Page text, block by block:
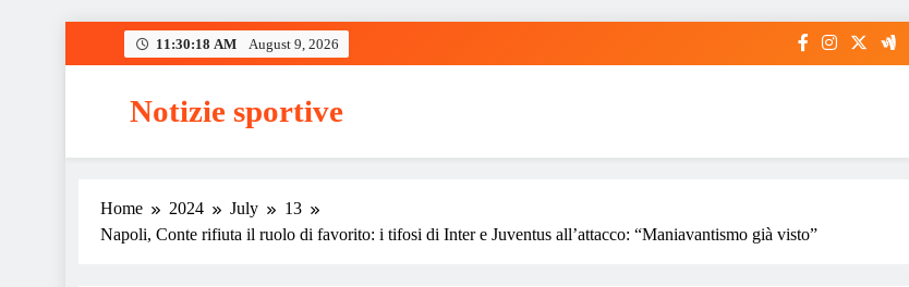
11:30:19 AM August 9, 2026
Notizie sportive
Home 2024 July
13
Napoli, Conte rifiuta il ruolo di favorito: i tifosi di Inter e Juventus all’attacco: “Maniavantismo già visto”